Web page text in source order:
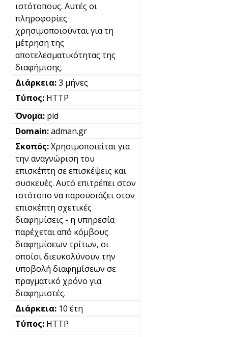
ιστότοπους. Αυτές οι
πληροφορίες
χρησιμοποιούνται για τη
μέτρηση της
αποτελεσματικότητας της
διαφήμισης.
3 μήνες
HTTP
pid
adman.gr
Χρησιμοποιείται για
την αναγνώριση του
επισκέπτη σε επισκέψεις και
συσκευές. Αυτό επιτρέπει στον
ιστότοπο να παρουσιάζει στον
επισκέπτη σχετικές
διαφημίσεις - η υπηρεσία
παρέχεται από κόμβους
διαφημίσεων τρίτων, οι
οποίοι διευκολύνουν την
υποβολή διαφημίσεων σε
πραγματικό χρόνο για
διαφημιστές.
10 έτη
HTTP